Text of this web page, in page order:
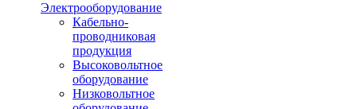
Электрооборудование
Кабельно-
проводниковая
продукция
Высоковольтное
оборудование
Низковольтное